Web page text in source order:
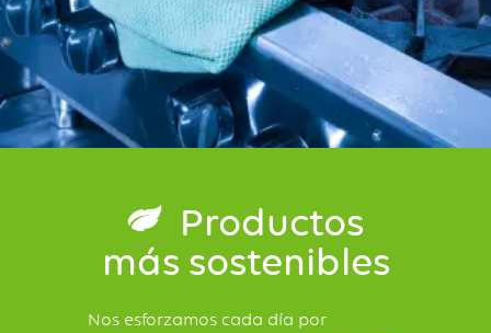
Productos
más sostenibles
Nos esforzamos cada día por